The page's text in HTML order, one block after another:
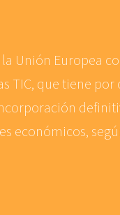
Unión Europea
TIC, que tiene por
económicos,